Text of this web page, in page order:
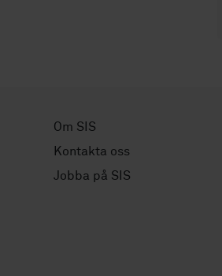
Om SIS
Kontakta oss
Jobba på SIS